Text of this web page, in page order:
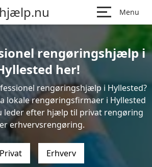
Menu
rengøringshjælp i
her!
rengøringshjælp i Hyllested?
lokale rengøringsfirmaer i Hyllested
leder efter hjælp til privat rengøring
erhvervsrengøring.
Privat Erhverv